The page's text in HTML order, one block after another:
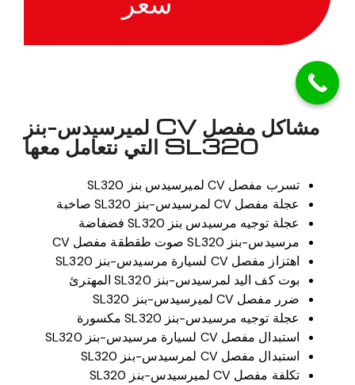
مشاكل مفصل CV لميرسيدس-بنز
SL320 التي نتعامل معها
تسرب مفصل CV لميرسيدس بنز SL320
عجلة مفصل CV لمرسيدس-بنز SL320 صاخبة
عجلة توجيه مرسيدس بنز SL320 فضفاضة
مرسيدس-بنز SL320 صوت طقطقة مفصل CV
اهتزاز مفصل CV لسيارة مرسيدس-بنز SL320
بوت كف اليد لمرسيدس-بنز SL320 المهترئ
ضرر مفصل CV لميرسيدس-بنز SL320
عجلة توجيه مرسيدس-بنز SL320 مكسورة
استبدال مفصل CV لسيارة مرسيدس-بنز SL320
استبدال مفصل CV لمرسيدس-بنز SL320
تكلفة مفصل CV لميرسيدس-بنز SL320